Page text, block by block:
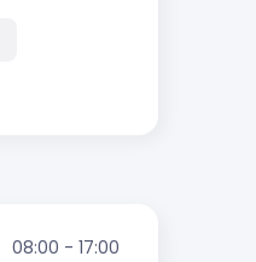
08:00 - 17:00